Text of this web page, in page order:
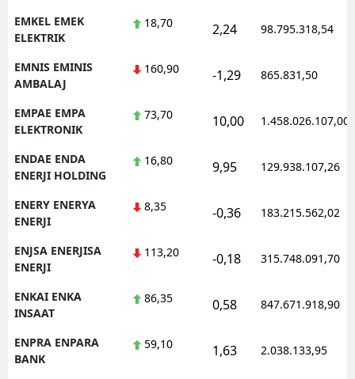
EMKEL EMEK
ELEKTRIK
18,70 2,24 98.795.318,54
EMNIS EMINIS
AMBALAJ
160,90 -1,29 865.831,50
EMPAE EMPA
ELEKTRONIK
73,70 10,00 1.458.026.107,00
ENDAE ENDA
ENERJI HOLDING
16,80 9,95 129.938.107,26
ENERY ENERYA
ENERJI
8,35 -0,36 183.215.562,02
ENJSA ENERJISA
ENERJI
113,20 -0,18 315.748.091,70
ENKAI ENKA
INSAAT
86,35 0,58 847.671.918,90
ENPRA ENPARA
BANK
59,10 1,63 2.038.133,95